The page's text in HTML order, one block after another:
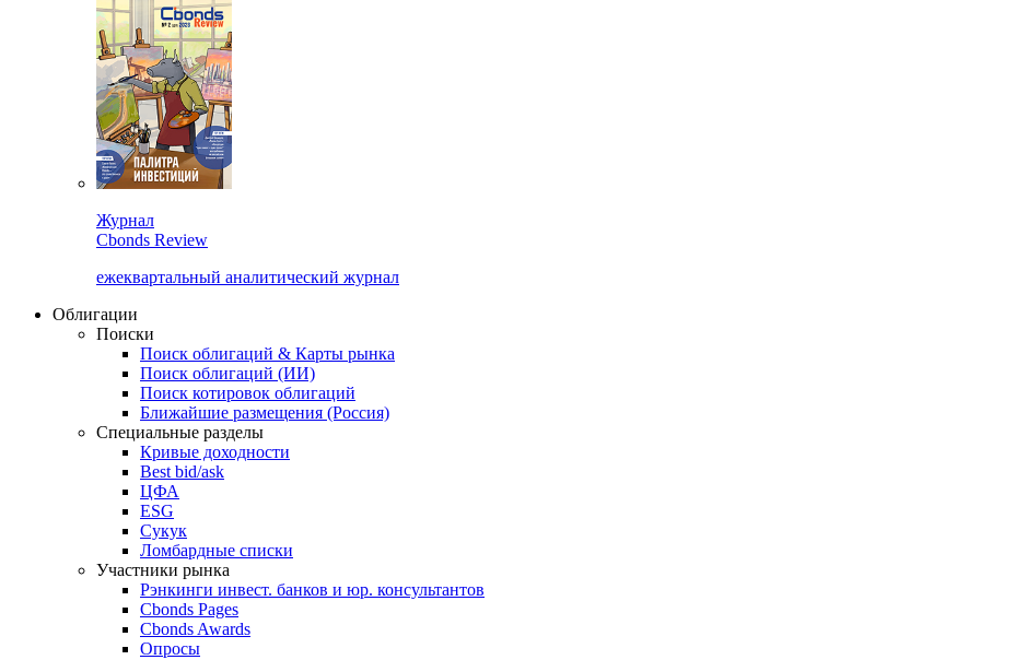
Журнал
Cbonds Review
ежеквартальный аналитический журнал
Облигации
Поиски
Поиск облигаций & Карты рынка
Поиск облигаций (ИИ)
Поиск котировок облигаций
Ближайшие размещения (Россия)
Специальные разделы
Кривые доходности
Best bid/ask
ЦФА
ESG
Сукук
Ломбардные списки
Участники рынка
Рэнкинги инвест. банков и юр. консультантов
Cbonds Pages
Cbonds Awards
Опросы